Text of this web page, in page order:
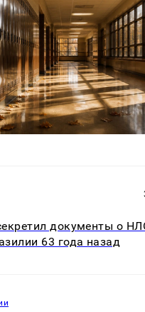
документы о
63 года назад